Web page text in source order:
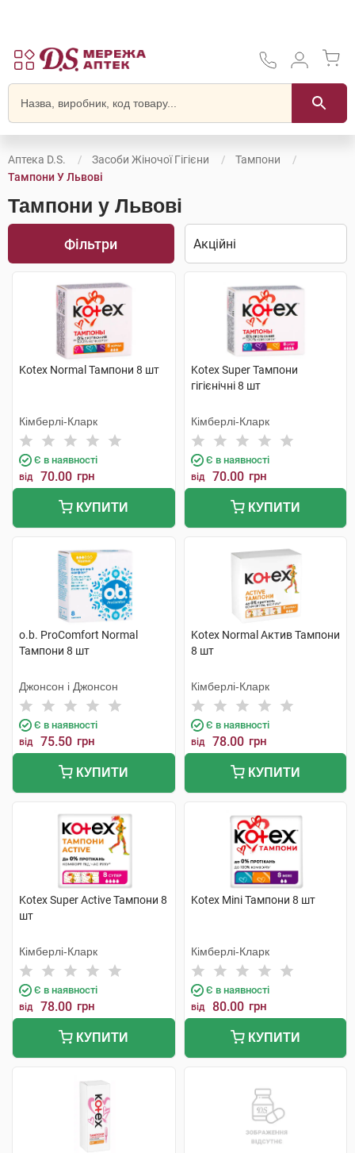
Аптека D.S. Засоби Жіночої Гігієни
Тампони
Тампони У Львові
Тампони у Львові
Фільтри
Kotex Normal Тампони 8 шт
Кімберлі-Кларк
Є в наявності
від 70.00 грн
КУПИТИ
Kotex Super Тампони
гігієнічні 8 шт
Кімберлі-Кларк
Є в наявності
від 70.00 грн
КУПИТИ
o.b. ProComfort Normal
Тампони 8 шт
Джонсон і Джонсон
Є в наявності
від 75.50 грн
КУПИТИ
Kotex Normal Актив Тампони
8 шт
Кімберлі-Кларк
Є в наявності
від 78.00 грн
КУПИТИ
Kotex Super Active Тампони 8
шт
Кімберлі-Кларк
Є в наявності
від 78.00 грн
КУПИТИ
Kotex Mini Тампони 8 шт
Кімберлі-Кларк
Є в наявності
від 80.00 грн
КУПИТИ